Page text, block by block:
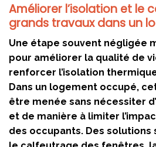
Améliorer l’isolation et le
grands travaux dans un
Une étape souvent négligée
pour améliorer la qualité de
renforcer l’isolation
Dans un logement occupé,
être menée sans nécessiter
et de manière à limiter
des occupants. Des solutions